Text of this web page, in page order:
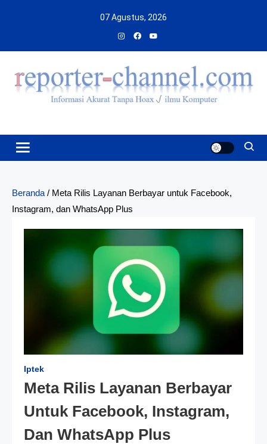
07 Agustus, 2026
Beranda / Meta Rilis Layanan Berbayar untuk Facebook,
Instagram, dan WhatsApp Plus
Iptek
Meta Rilis Layanan Berbayar
Untuk Facebook, Instagram,
Dan WhatsApp Plus